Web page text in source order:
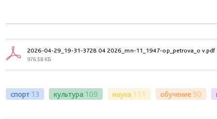
2026-04-29_19-31-3728 04 2026_mn-11_1947-op_petrova_o v.pdf
976.58 КБ
спорт 13 культура 109 наука 111 обучение 90